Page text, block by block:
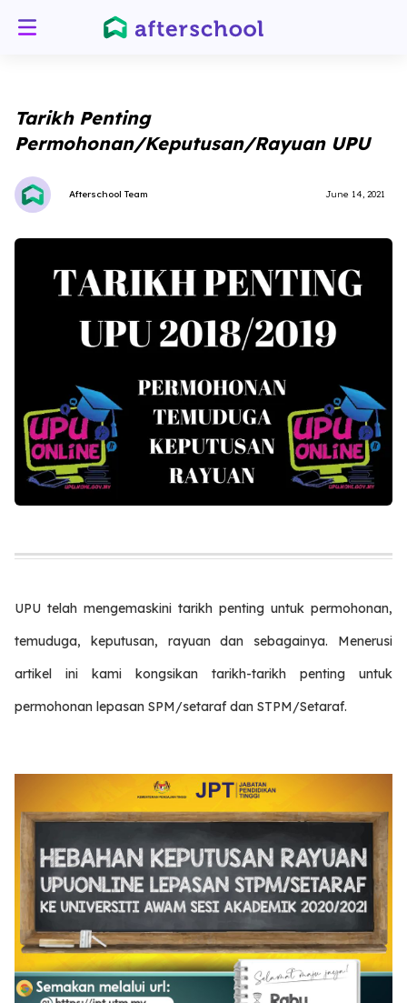
Tarikh Penting
Permohonan/Keputusan/Rayuan UPU
Afterschool Team June 14, 2021
UPU telah mengemaskini tarikh penting untuk permohonan,
temuduga, keputusan, rayuan dan sebagainya. Menerusi
artikel ini kami kongsikan tarikh-tarikh penting untuk
permohonan lepasan SPM/setaraf dan STPM/Setaraf.